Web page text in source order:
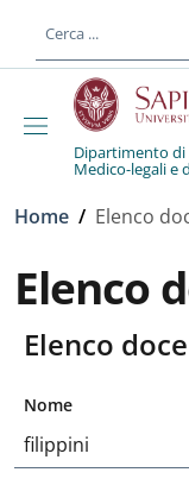
al contenuto
Dipartimento di
Medico-legali e
Briciole di pane
Home / Elenco
Elenco
Elenco
Nome